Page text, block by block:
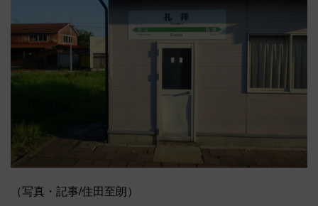
（写真・記事/住田至朗）